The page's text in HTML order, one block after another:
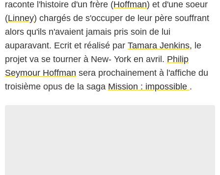
raconte l'histoire d'un frère (Hoffman) et d'une soeur
(Linney) chargés de s'occuper de leur père souffrant
alors qu'ils n'avaient jamais pris soin de lui
auparavant. Ecrit et réalisé par Tamara Jenkins, le
projet va se tourner à New- York en avril. Philip
Seymour Hoffman sera prochainement à l'affiche du
troisième opus de la saga Mission : impossible .